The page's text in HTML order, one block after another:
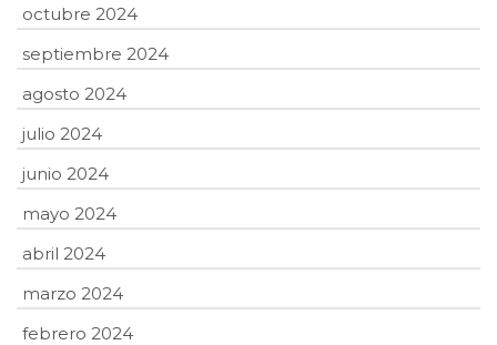
octubre 2024
septiembre 2024
agosto 2024
julio 2024
junio 2024
mayo 2024
abril 2024
marzo 2024
febrero 2024